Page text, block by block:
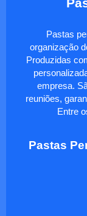
Pastas
organização
Produzidas
empresa.
reuniões,
Entre
Pastas